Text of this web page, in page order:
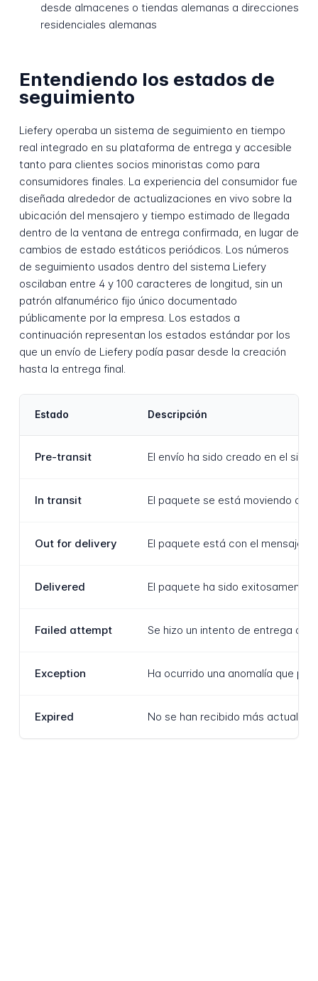
desde almacenes o tiendas alemanas a direcciones
residenciales alemanas
Entendiendo los estados de
seguimiento
Liefery operaba un sistema de seguimiento en tiempo
real integrado en su plataforma de entrega y accesible
tanto para clientes socios minoristas como para
consumidores finales. La experiencia del consumidor fue
diseñada alrededor de actualizaciones en vivo sobre la
ubicación del mensajero y tiempo estimado de llegada
dentro de la ventana de entrega confirmada, en lugar de
cambios de estado estáticos periódicos. Los números
de seguimiento usados dentro del sistema Liefery
oscilaban entre 4 y 100 caracteres de longitud, sin un
patrón alfanumérico fijo único documentado
públicamente por la empresa. Los estados a
continuación representan los estados estándar por los
que un envío de Liefery podía pasar desde la creación
hasta la entrega final.
Estado Descripción
Pre-transit El envío ha sido creado en el
In transit El paquete se está moviendo
Out for delivery El paquete está con el
Delivered El paquete ha sido exitosamente
Failed attempt Se hizo un intento de entrega
Exception Ha ocurrido una anomalía que
Expired No se han recibido más